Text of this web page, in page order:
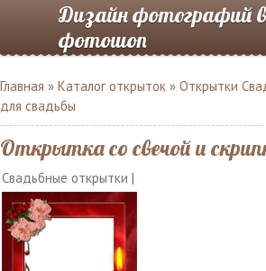
Дизайн фотографий в
фотошоп
Главная » Каталог открыток » Открытки
для свадьбы
Открытка со свечой и
Свадьбные открытки |